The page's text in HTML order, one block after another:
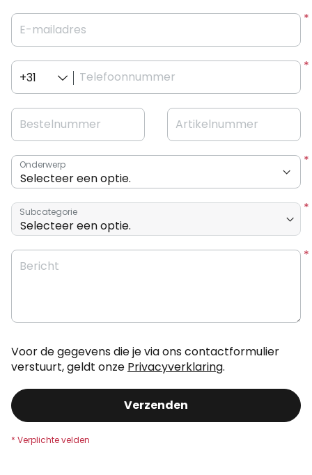
E-mailadres
Telefoonnummer
+31
Bestelnummer Artikelnummer
Onderwerp
Subcategorie
Bericht
Voor de gegevens die je via ons contactformulier
verstuurt, geldt onze Privacyverklaring.
Verzenden